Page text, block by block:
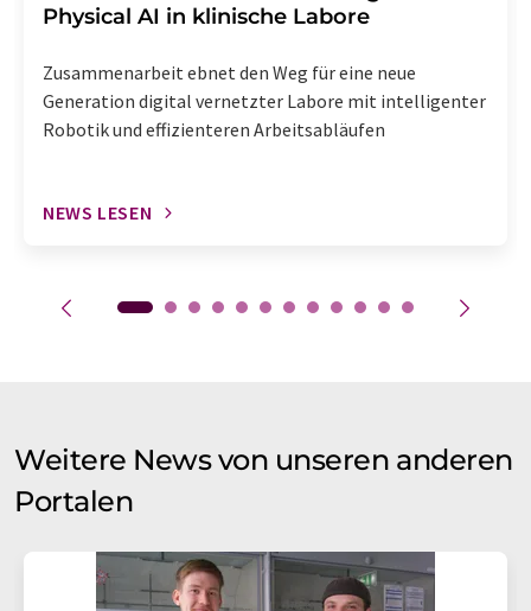
Physical AI in klinische Labore
Zusammenarbeit ebnet den Weg für eine neue
Generation digital vernetzter Labore mit intelligenter
Robotik und effizienteren Arbeitsabläufen
NEWS LESEN
Weitere News von unseren anderen
Portalen